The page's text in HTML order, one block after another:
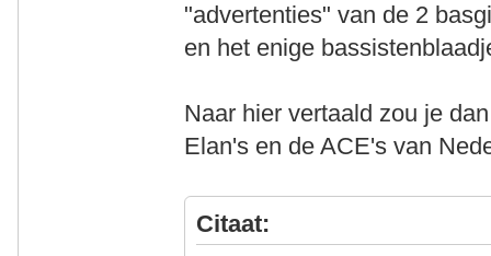
"advertenties" van de 2
en het enige
Naar hier vertaald zou je
Elan's en de ACE's van
Citaat: